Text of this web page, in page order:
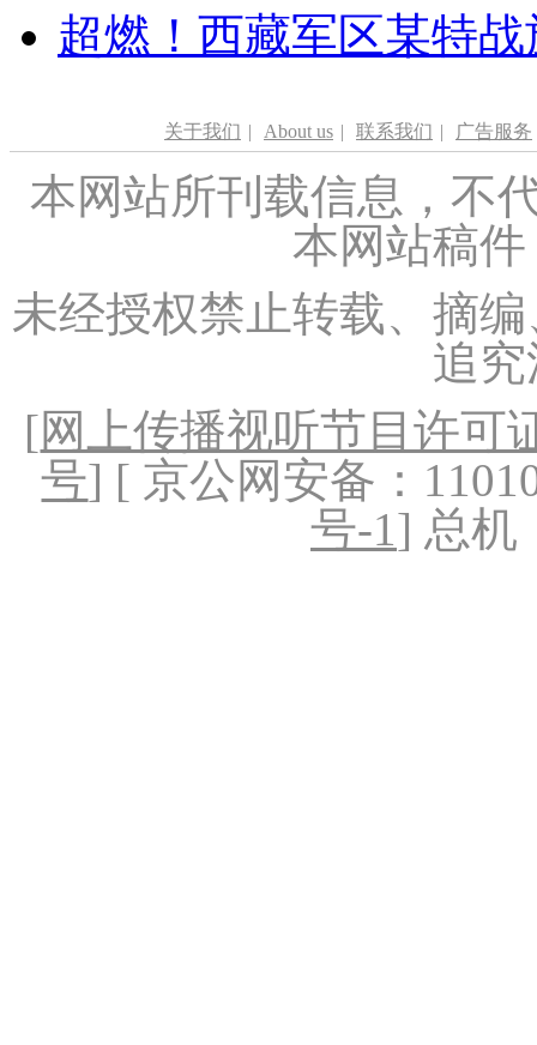
超燃！西藏军区某特
关于我们 | About us | 联系我们 | 广告服务
本网站所刊载信息，不
本网站稿
未经授权禁止转载、摘
追
[网上传播视听节目许可
号] [ 京公网安备：
号-1] 总机